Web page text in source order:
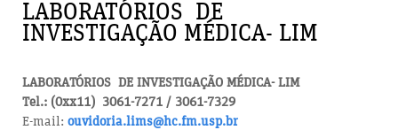
LABORATÓRIOS DE
INVESTIGAÇÃO MÉDICA- LIM
LABORATÓRIOS DE INVESTIGAÇÃO MÉDICA- LIM
Tel.: (0xx11) 3061-7271 / 3061-7329
E-mail: ouvidoria.lims@hc.fm.usp.br